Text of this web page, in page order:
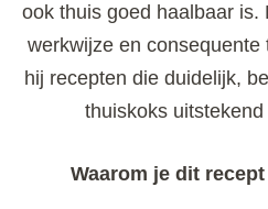
ook thuis goed haalbaar is.
werkwijze en
hij recepten die duidelijk,
thuiskoks
Waarom je dit